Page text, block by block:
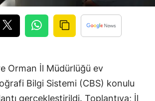
Çorum
Denizli
Edirne
Elazığ
Orman İl Müdürlüğü ev
Bilgi Sistemi (CBS) konulu
gerçekleştirildi. Toplantıya; İl